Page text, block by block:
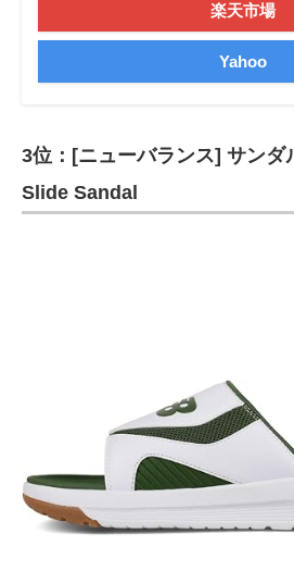
楽天市場
Yahoo
3位：[ニューバランス] サン
Slide Sandal